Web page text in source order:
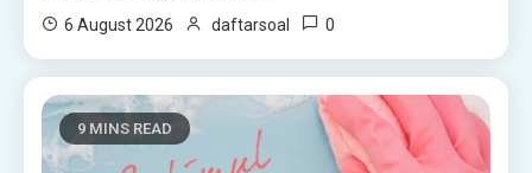
6 August 2026 daftarsoal 0
9 MINS READ